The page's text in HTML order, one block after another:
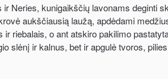
Neries, kunigaikščių lavonams deginti
aukščiausią laužą, apdėdami
riebalais, o ant atskiro pakilimo
slėnį ir kalnus, bet ir apgulė tvoros,